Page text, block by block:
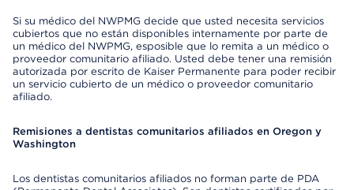
Si su médico del NWPMG decide que usted necesita servicios
cubiertos que no están disponibles internamente por parte de
un médico del NWPMG, esposible que lo remita a un médico o
proveedor comunitario afiliado. Usted debe tener una remisión
autorizada por escrito de Kaiser Permanente para poder recibir
un servicio cubierto de un médico o proveedor comunitario
afiliado.
Remisiones a dentistas comunitarios afiliados en Oregon y
Washington
Los dentistas comunitarios afiliados no forman parte de PDA